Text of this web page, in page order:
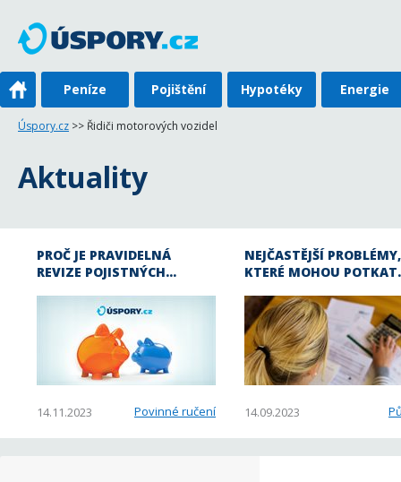
Peníze Pojištění Hypotéky Energie
Úspory.cz >> Řidiči motorových vozidel
Aktuality
PROČ JE PRAVIDELNÁ
REVIZE POJISTNÝCH…
14.11.2023 Povinné ručení
NEJČASTĚJŠÍ PROBLÉMY,
KTERÉ MOHOU
14.09.2023